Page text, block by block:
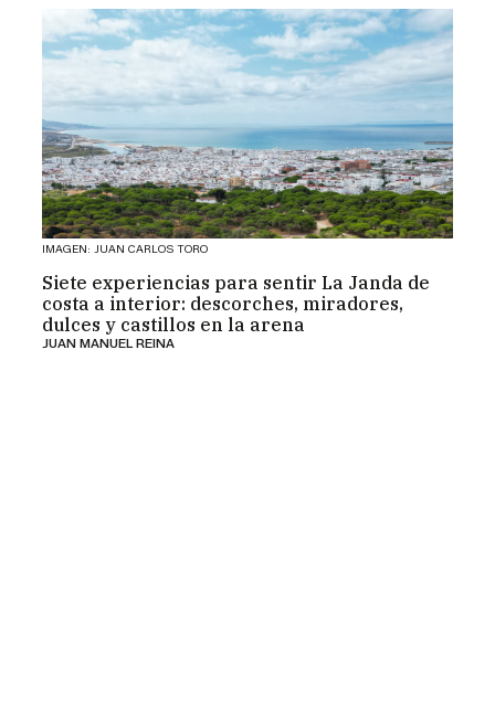
IMAGEN: JUAN CARLOS TORO
Siete experiencias para sentir La Janda de
costa a interior: descorches, miradores,
dulces y castillos en la arena
JUAN MANUEL REINA